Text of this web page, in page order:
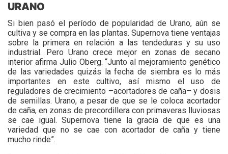
URANO
Si bien pasó el período de popularidad de Urano, aún se
cultiva y se compra en las plantas. Supernova tiene ventajas
sobre la primera en relación a las tendeduras y su uso
industrial. Pero Urano crece mejor en zonas de secano
interior afirma Julio Oberg. “Junto al mejoramiento genético
de las variedades quizás la fecha de siembra es lo más
importantes en este cultivo, así mismo el uso de
reguladores de crecimiento –acortadores de caña– y dosis
de semillas. Urano, a pesar de que se le coloca acortador
de caña, en zonas de precordillera con primaveras lluviosas
se cae igual. Supernova tiene la gracia de que es una
variedad que no se cae con acortador de caña y tiene
mucho rinde”.